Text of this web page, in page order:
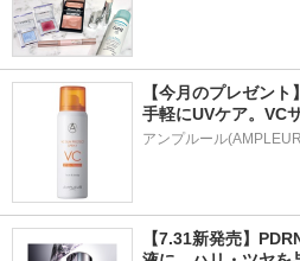
【今月のプレゼン
手軽にUVケア。VC
アンプルール
【7.31新発売】